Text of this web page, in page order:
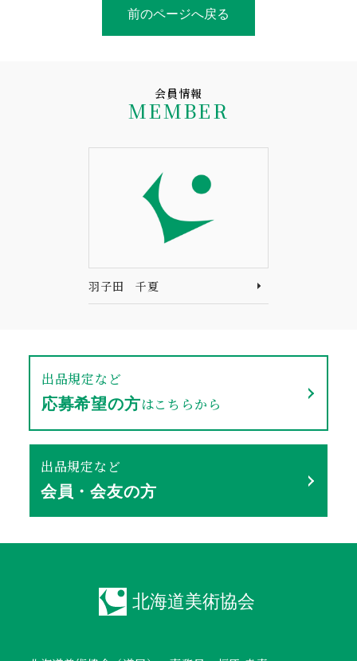
前のページへ戻る
会員情報
MEMBER
羽子田 千夏
出品規定など
応募希望の方はこちらから
出品規定など
会員・会友の方